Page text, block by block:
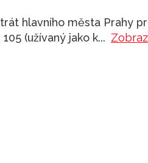
hlavního města Prahy
105 (užívaný jako k...